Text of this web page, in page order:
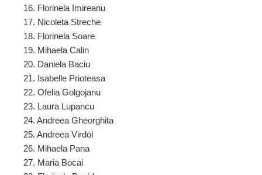
16. Florinela Imireanu
17. Nicoleta Streche
18. Florinela Soare
19. Mihaela Calin
20. Daniela Baciu
21. Isabelle Prioteasa
22. Ofelia Golgojanu
23. Laura Lupancu
24. Andreea Gheorghita
25. Andreea Virdol
26. Mihaela Pana
27. Maria Bocai